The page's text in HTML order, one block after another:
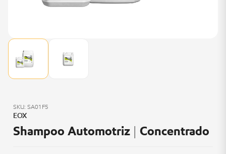
SKU: SA01F5
EOX
Shampoo Automotriz | Concentrado